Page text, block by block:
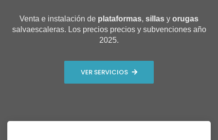
Venta e instalación de plataformas, sillas y orugas
salvaescaleras. Los precios precios y subvenciones año
2025.
VER SERVICIOS